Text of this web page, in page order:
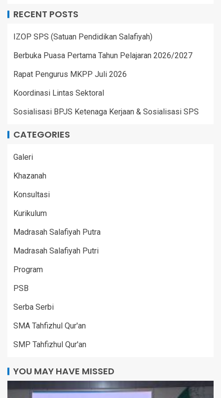
RECENT POSTS
IZOP SPS (Satuan Pendidikan Salafiyah)
Berbuka Puasa Pertama Tahun Pelajaran 2026/2027
Rapat Pengurus MKPP Juli 2026
Koordinasi Lintas Sektoral
Sosialisasi BPJS Ketenaga Kerjaan & Sosialisasi SPS
CATEGORIES
Galeri
Khazanah
Konsultasi
Kurikulum
Madrasah Salafiyah Putra
Madrasah Salafiyah Putri
Program
PSB
Serba Serbi
SMA Tahfizhul Qur'an
SMP Tahfizhul Qur'an
YOU MAY HAVE MISSED